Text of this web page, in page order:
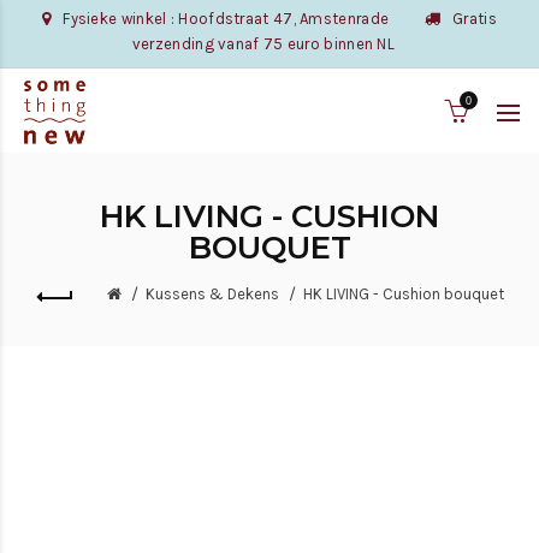
Fysieke winkel : Hoofdstraat 47, Amstenrade
Gratis
verzending vanaf 75 euro binnen NL
0
HK LIVING - CUSHION
BOUQUET
Kussens & Dekens HK LIVING - Cushion bouquet